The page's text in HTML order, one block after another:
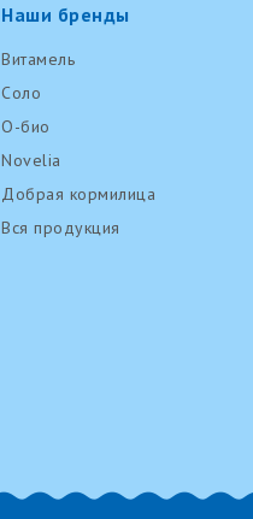
Наши бренды
Витамель
Соло
О-био
Novelia
Добрая кормилица
Вся продукция